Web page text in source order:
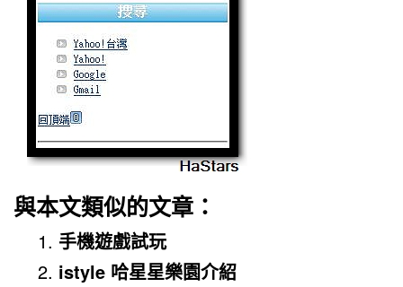
與本文類似的文章：
手機遊戲試玩
istyle 哈星星樂園介紹